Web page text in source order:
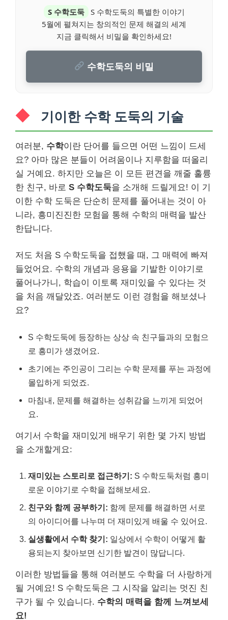
S 수학도둑
S 수학도둑의 특별한 이야기
5월에 펼쳐지는 창의적인 문제 해결의 세계
지금 클릭해서 비밀을 확인하세요!
수학도둑의 비밀
기이한 수학 도둑의 기술
여러분, 수학이란 단어를 들으면 어떤 느낌이 드세
요? 아마 많은 분들이 어려움이나 지루함을 떠올리
실 거예요. 하지만 오늘은 이 모든 편견을 깨줄 훌륭
한 친구, 바로 S 수학도둑을 소개해 드릴게요! 이 기
이한 수학 도둑은 단순히 문제를 풀어내는 것이 아
니라, 흥미진진한 모험을 통해 수학의 매력을 발산
한답니다.
저도 처음 S 수학도둑을 접했을 때, 그 매력에 빠져
들었어요. 수학의 개념과 응용을 기발한 이야기로
풀어나가니, 학습이 이토록 재미있을 수 있다는 것
을 처음 깨달았죠. 여러분도 이런 경험을 해보셨나
요?
S 수학도둑에 등장하는 상상 속 친구들과의 모험으
로 흥미가 생겼어요.
초기에는 주인공이 그리는 수학 문제를 푸는 과정에
몰입하게 되었죠.
마침내, 문제를 해결하는 성취감을 느끼게 되었어
요.
여기서 수학을 재미있게 배우기 위한 몇 가지 방법
을 소개할게요:
재미있는 스토리로 접근하기: S 수학도둑처럼 흥미
로운 이야기로 수학을 접해보세요.
친구와 함께 공부하기: 함께 문제를 해결하면 서로
의 아이디어를 나누며 더 재미있게 배울 수 있어요.
실생활에서 수학 찾기: 일상에서 수학이 어떻게 활
용되는지 찾아보면 신기한 발견이 많답니다.
이러한 방법들을 통해 여러분도 수학을 더 사랑하게
될 거예요! S 수학도둑은 그 시작을 알리는 멋진 친
구가 될 수 있습니다. 수학의 매력을 함께 느껴보세
요!